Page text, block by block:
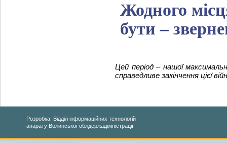
Жодного
бути –
Цей період – нашої
справедливе закінчення цієї
Розробка: Відділ інформаційних технологій
апарату Волинської облдержадміністрації